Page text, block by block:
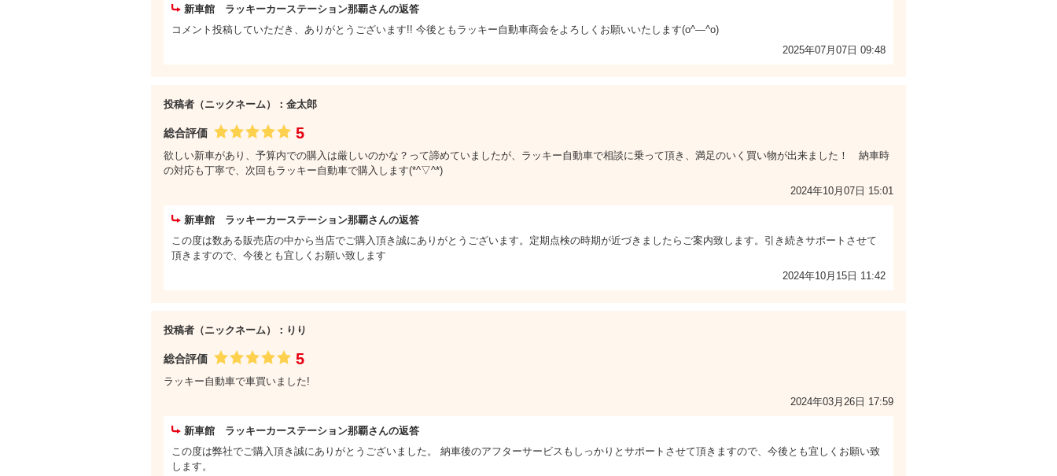
新車館 ラッキーカーステーション那覇さんの返答
コメント投稿していただき、ありがとうございます!! 今後ともラッキー自動車商会をよろしくお願いいたします(o^―^o)
2025年07月07日 09:48
投稿者（ニックネーム）：金太郎
総合評価 5
欲しい新車があり、予算内での購入は厳しいのかな？って諦めていましたが、ラッキー自動車で相談に乗って頂き、満足のいく買い物が出来ました！ 納車時
の対応も丁寧で、次回もラッキー自動車で購入します(*^▽^*)
2024年10月07日 15:01
新車館 ラッキーカーステーション那覇さんの返答
この度は数ある販売店の中から当店でご購入頂き誠にありがとうございます。定期点検の時期が近づきましたらご案内致します。引き続きサポートさせて
頂きますので、今後とも宜しくお願い致します
2024年10月15日 11:42
投稿者（ニックネーム）：りり
総合評価 5
ラッキー自動車で車買いました!
2024年03月26日 17:59
新車館 ラッキーカーステーション那覇さんの返答
この度は弊社でご購入頂き誠にありがとうございました。 納車後のアフターサービスもしっかりとサポートさせて頂きますので、今後とも宜しくお願い致
します。